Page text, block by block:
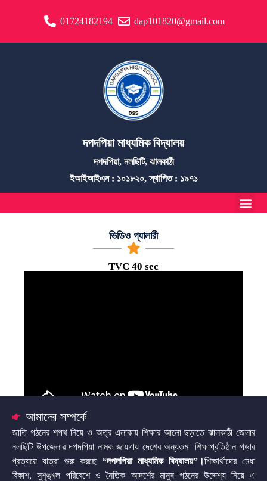
01724182194 dap101820@gmail.com
দপদপিয়া মাধ্যমিক বিদ্যালয়
দপদপিয়া, নলছিটি, ঝালকাঠী
ইআইআইএন : ১০১৮২০, স্থাপিত : ১৯৭১
ভিডিও গ্যালারী
TVC 40 sec
Final demo
আমাদের সম্পর্কে
জাতি গঠনের শপথ নিয়ে ও অত্র এলাকায় শিক্ষার আলো ছড়াতে ঝালকাঠী জেলার
নলছিটি উপজেলার দপদপিয়া নামক জায়গায় দেশের অন্যতম শিক্ষাপ্রতিষ্ঠান গড়ার
প্রত্যয়ে যাত্রা শুরু করছে “দপদপিয়া মাধ্যমিক বিদ্যালয়” ।শিক্ষার্থীদের মেধা
বিকাশ, সুশৃঙ্খল পরিবেশে ও নৈতিক আদর্শের মানুষ গঠনের উদ্দেশ্য নিয়ে এ